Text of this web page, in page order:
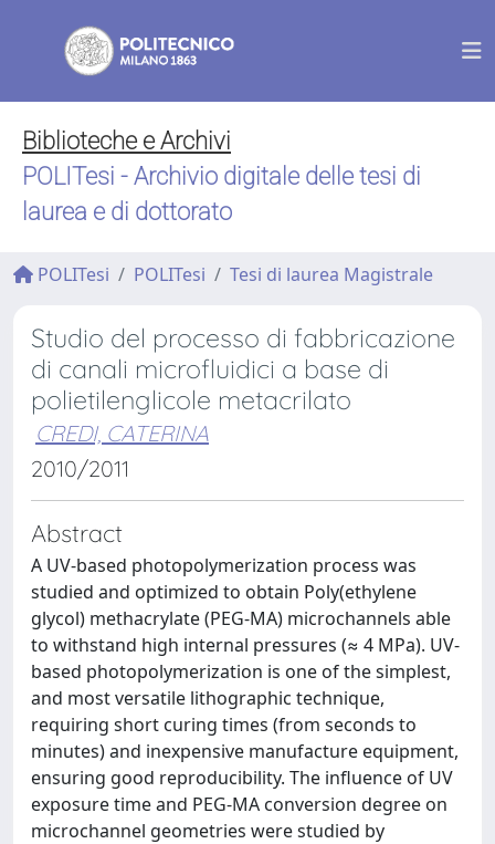
Biblioteche e Archivi
POLITesi - Archivio digitale delle tesi di
laurea e di dottorato
POLITesi POLITesi Tesi di laurea Magistrale
Studio del processo di fabbricazione
di canali microfluidici a base di
polietilenglicole metacrilato
CREDI, CATERINA
2010/2011
Abstract
A UV-based photopolymerization process was
studied and optimized to obtain Poly(ethylene
glycol) methacrylate (PEG-MA) microchannels able
to withstand high internal pressures (≈ 4 MPa). UV-
based photopolymerization is one of the simplest,
and most versatile lithographic technique,
requiring short curing times (from seconds to
minutes) and inexpensive manufacture equipment,
ensuring good reproducibility. The influence of UV
exposure time and PEG-MA conversion degree on
microchannel geometries were studied by